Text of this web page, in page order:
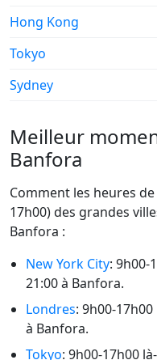
Hong Kong
Tokyo
Sydney
Meilleur
Banfora
Comment les heures
17h00) des grandes
Banfora :
New York City: 9h00-
21:00 à Banfora.
Londres: 9h00-
à Banfora.
Tokyo: 9h00-17h00